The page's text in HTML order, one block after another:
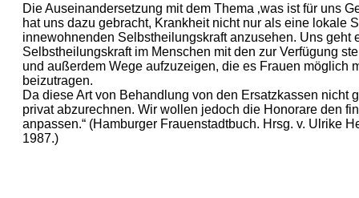
Die Auseinandersetzung mit dem Thema ‚was ist für uns
hat uns dazu gebracht, Krankheit nicht nur als eine lokale
innewohnenden Selbstheilungskraft anzusehen. Uns geht
Selbstheilungskraft im Menschen mit den zur Verfügung
und außerdem Wege aufzuzeigen, die es Frauen möglich
beizutragen.
Da diese Art von Behandlung von den Ersatzkassen nicht
privat abzurechnen. Wir wollen jedoch die Honorare den
anpassen.“ (Hamburger Frauenstadtbuch. Hrsg. v. Ulrike
1987.)